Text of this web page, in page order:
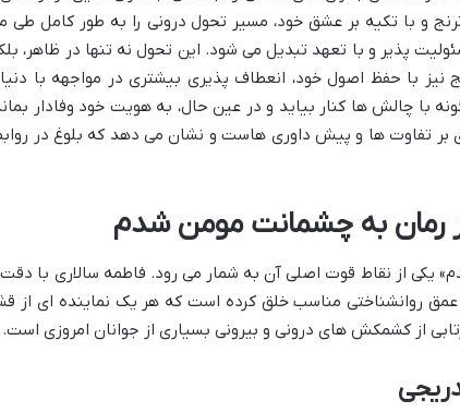
و با تکیه بر عشق خود، مسیر تحول درونی را به طور کامل طی
پذیر و با تعهد تبدیل می شود. این تحول نه تنها در ظاهر،
با حفظ اصول خود، انعطاف پذیری بیشتری در مواجهه با
با چالش ها کنار بیاید و در عین حال، به هویت خود وفادار
بر تفاوت ها و پیش داوری هاست و نشان می دهد که بلوغ در
به چشمانت مومن شدم
از نقاط قوت اصلی آن به شمار می رود. فاطمه سالاری با
روانشناختی مناسب خلق کرده است که هر یک نماینده ای از
از کشمکش های درونی و بیرونی بسیاری از جوانان امروزی است.